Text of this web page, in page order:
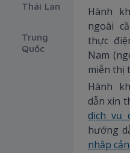
Thái Lan
Trung
Quốc
Hành
ngoài
thực
Nam
miễn thị
Hành
dẫn xin
dịch vụ
hướng
nhập